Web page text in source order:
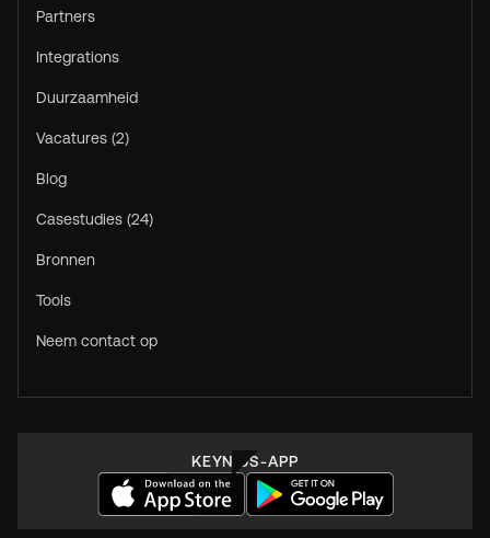
Partners
Integrations
Duurzaamheid
Vacatures (2)
Blog
Casestudies (24)
Bronnen
Tools
Neem contact op
KEYNIUS-APP